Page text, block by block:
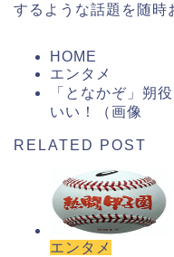
するような話題を随時
HOME
エンタメ
「となかぞ」朔
いい！（画像
RELATED POST
エンタメ